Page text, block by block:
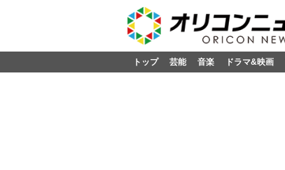
トップ 芸能 音楽 ドラマ&映画